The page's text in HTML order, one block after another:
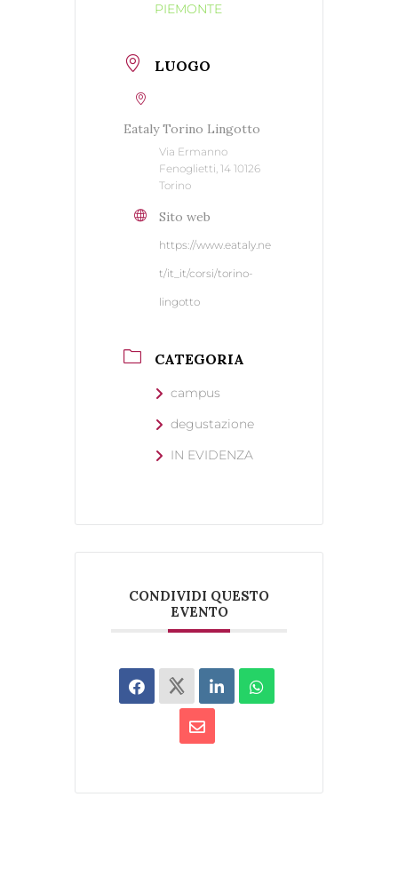
PIEMONTE
LUOGO
Eataly Torino Lingotto
Via Ermanno
Fenoglietti, 14 10126
Torino
Sito web
https://www.eataly.ne
t/it_it/corsi/torino-
lingotto
CATEGORIA
campus
degustazione
IN EVIDENZA
CONDIVIDI QUESTO
EVENTO